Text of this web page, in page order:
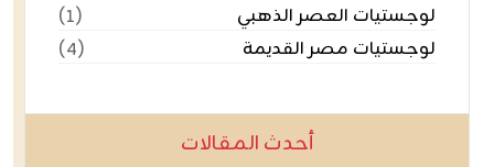
لوجستيات العصر الذهبي
(١)
لوجستيات مصر القديمة
(٤)
أحدث المقالات